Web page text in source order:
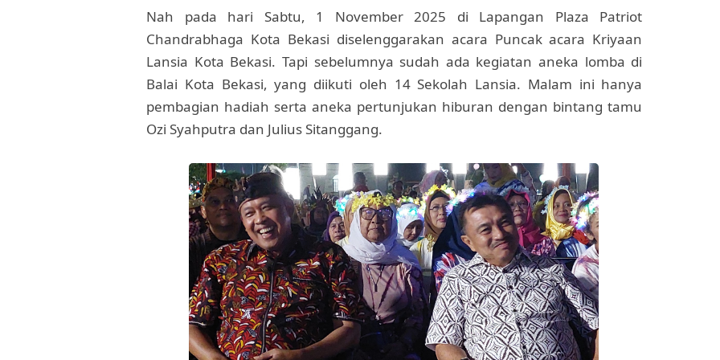
Nah pada hari Sabtu, 1 November 2025 di Lapangan Plaza Patriot
Chandrabhaga Kota Bekasi diselenggarakan acara Puncak acara Kriyaan
Lansia Kota Bekasi. Tapi sebelumnya sudah ada kegiatan aneka lomba di
Balai Kota Bekasi, yang diikuti oleh 14 Sekolah Lansia. Malam ini hanya
pembagian hadiah serta aneka pertunjukan hiburan dengan bintang tamu
Ozi Syahputra dan Julius Sitanggang.